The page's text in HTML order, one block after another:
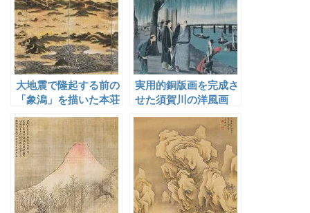
大地震で隆起する前の
「象潟」を描いた本荘
実用的銅版画を完成さ
せた須賀川の洋風画